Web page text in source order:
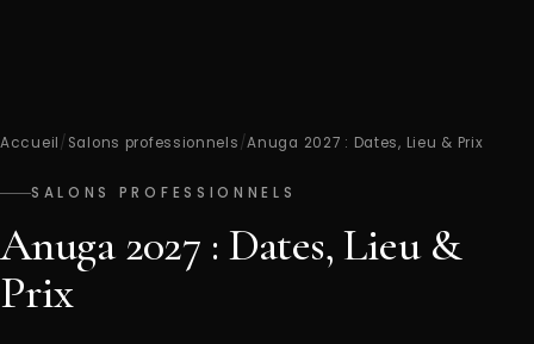
Accueil/ Salons professionnels/Anuga 2027 : Dates, Lieu & Prix
SALONS PROFESSIONNELS
Anuga 2027 : Dates, Lieu &
Prix